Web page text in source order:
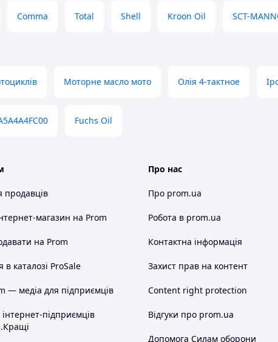
Comma Total Shell Kroon Oil SCT-
Моторне масло мото Олія 4-тактное
Fuchs Oil
продавців
магазин на Prom
на Prom
в каталозі ProSale
— медіа для підприємців
підприємців
Про нас
Про prom.ua
Робота в prom.ua
Контактна інформація
Захист прав на контент
Content right protection
Відгуки про prom.ua
Допомога Силам оборони